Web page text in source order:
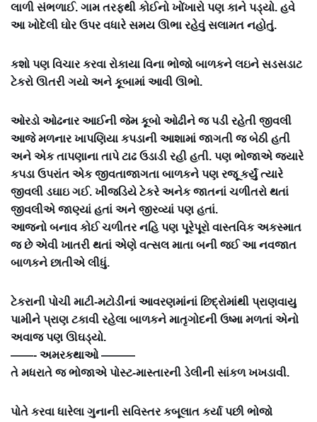
લાળી સંભળાઈ. ગામ તરફથી કોઈનો ખોંખારો પણ કાને પડ્યો. હવે
આ ખોદેલી ઘોર ઉપર વધારે સમય ઊભા રહેવું સલામત નહોતું.
કશો પણ વિચાર કરવા રોકાયા વિના ભોજો બાળકને લઇને સડસડાટ
ટેકરો ઊતરી ગયો અને કૂબામાં આવી ઊભો.
ઓરડો ઓઢનાર આઈની જેમ કૂબો ઓઢીને જ પડી રહેતી જીવલી
આજે મળનાર ખાપણિયા કપડાની આશામાં જાગતી જ બેઠી હતી
અને એક તાપણાના તાપે ટાઢ ઉડાડી રહી હતી. પણ ભોજાએ જ્યારે
કપડા ઉપરાંત એક જીવતાજાગતા બાળકને પણ રજૂ કર્યું ત્યારે
જીવલી ડઘાઇ ગઈ. ખીજડિયે ટેકરે અનેક જાતનાં ચળીતરો થતાં
જીવલીએ જાણ્યાં હતાં અને જીરવ્યાં પણ હતાં.
આજનો બનાવ કોઈ ચળીતર નહિ પણ પૂરેપૂરો વાસ્તવિક અકસ્માત
જ છે એવી ખાતરી થતાં એણે વત્સલ માતા બની જઈ આ નવજાત
બાળકને છાતીએ લીધું.
ટેકરાની પોચી માટી-મટોડીનાં આવરણમાંનાં છિદ્રોમાંથી પ્રાણવાયુ
પામીને પ્રાણ ટકાવી રહેલા બાળકને માતૃગોદની ઉષ્મા મળતાં એનો
અવાજ પણ ઊઘડ્યો.
——- અમરકથાઓ ———
તે મધરાતે જ ભોજાએ પોસ્ટ-માસ્તારની ડેલીની સાંકળ ખખડાવી.
પોતે કરવા ધારેલા ગુનાની સવિસ્તર કબૂલાત કર્યા પછી ભોજો